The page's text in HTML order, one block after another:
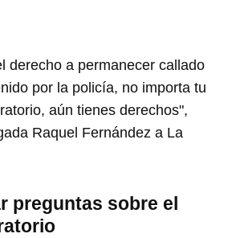
derecho a permanecer callado
por la policía, no importa tu
aún tienes derechos",
Raquel Fernández a La
preguntas sobre el